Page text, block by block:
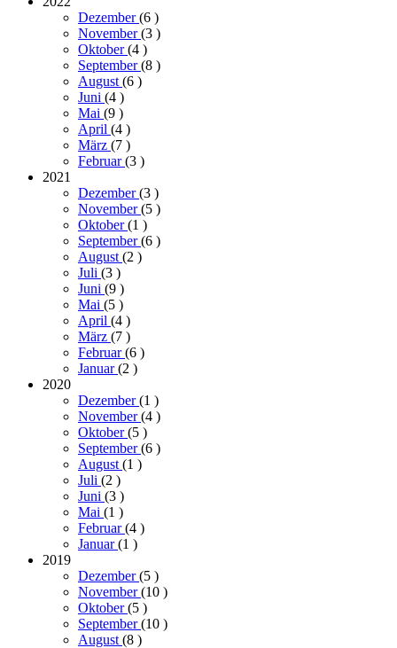
Dezember(6 )
November(3 )
Oktober(4 )
September(8 )
August(6 )
Juni (4 )
Mai (9 )
April (4 )
März (7 )
Februar(3 )
2021
Dezember(3 )
November(5 )
Oktober(1 )
September(6 )
August(2 )
Juli (3 )
Juni (9 )
Mai (5 )
April (4 )
März (7 )
Februar(6 )
Januar(2 )
2020
Dezember(1 )
November(4 )
Oktober(5 )
September(6 )
August(1 )
Juli (2 )
Juni (3 )
Mai (1 )
Februar(4 )
Januar(1 )
2019
Dezember(5 )
November(10 )
Oktober(5 )
September(10 )
August(8 )